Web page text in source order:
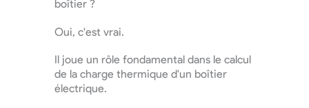
boîtier ?
Oui, c'est vrai.
Il joue un rôle fondamental dans le calcul
de la charge thermique d'un boîtier
électrique.